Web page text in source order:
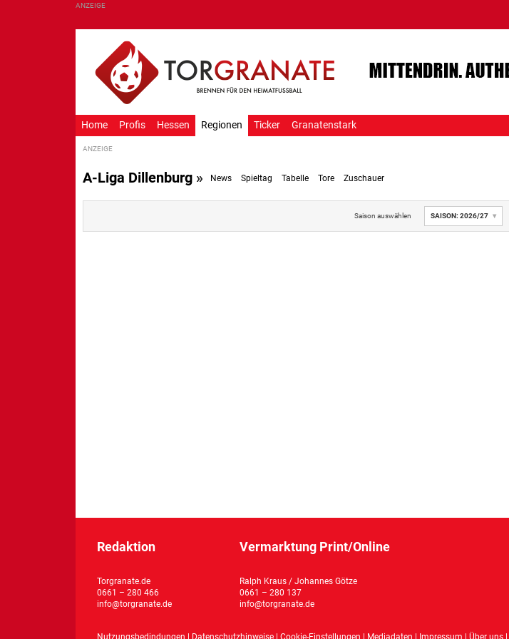
Home Profis Hessen Regionen Ticker Granatenstark
A-Liga Dillenburg » News Spieltag Tabelle Tore Zuschauer
Saison auswählen SAISON: 2026/27
Redaktion Vermarktung Print/Online
Torgranate.de
0661 – 280 466
info@torgranate.de
Ralph Kraus / Johannes Götze
0661 – 280 137
info@torgranate.de
Nutzungsbedindungen Datenschutzhinweise Cookie-Einstellungen Mediadaten Impressum Über uns